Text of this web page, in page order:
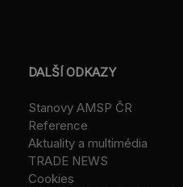
DALŠÍ ODKAZY
Stanovy AMSP ČR
Reference
Aktuality a multimédia
TRADE NEWS
Cookies